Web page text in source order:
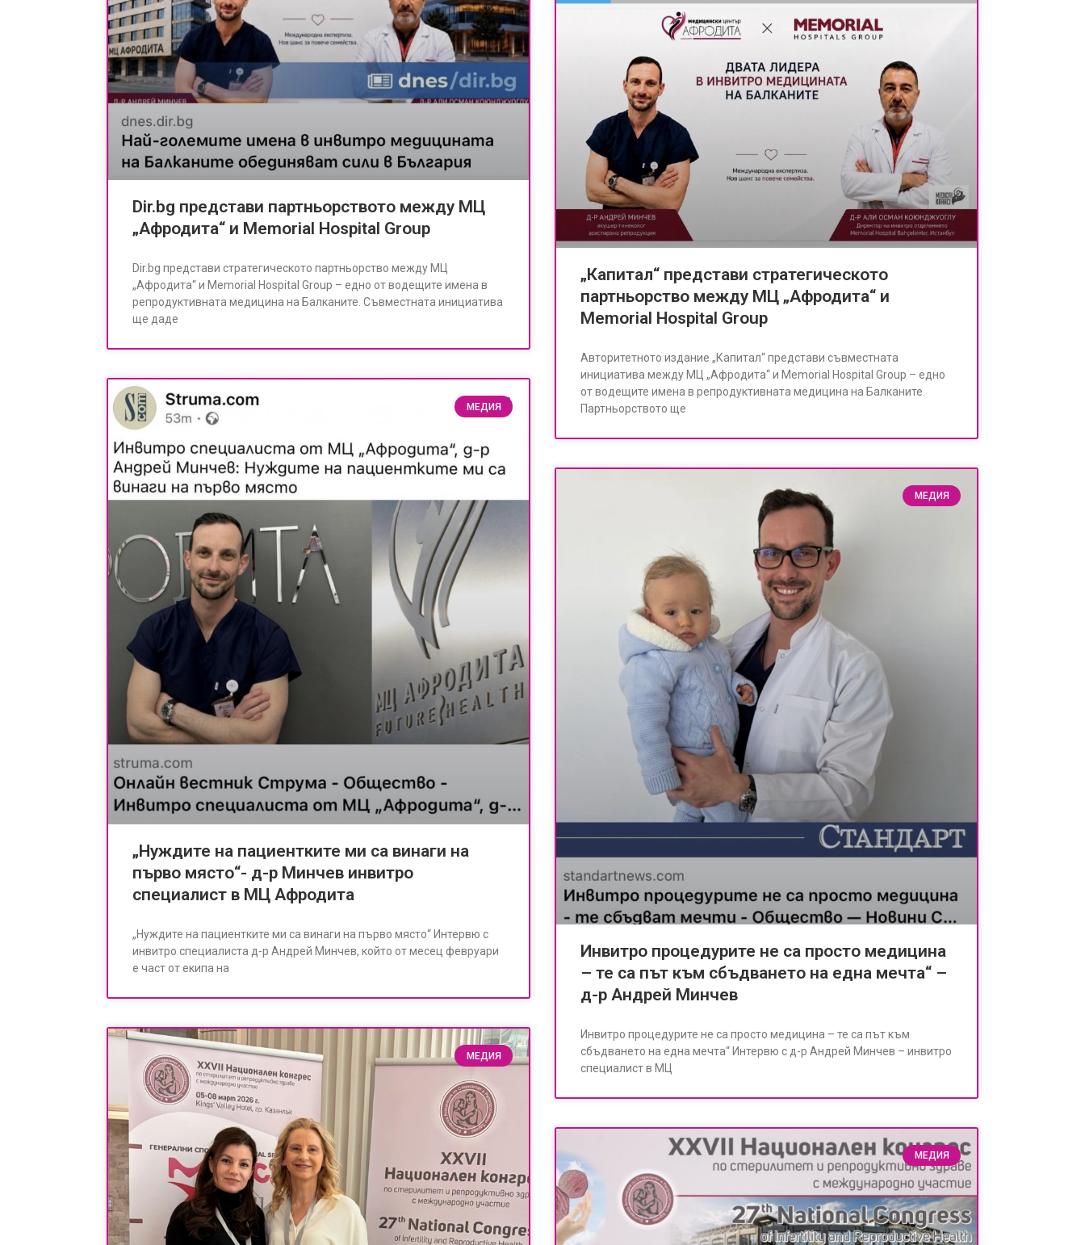
Dir.bg представи партньорството между МЦ
„Афродита“ и Memorial Hospital Group
Dir.bg представи стратегическото партньорство между МЦ
„Афродита“ и Memorial Hospital Group – едно от водещите имена в
репродуктивната медицина на Балканите. Съвместната инициатива
ще даде
„Капитал“ представи стратегическото
партньорство между МЦ „Афродита“ и
Memorial Hospital Group
Авторитетното издание „Капитал“ представи съвместната
инициатива между МЦ „Афродита“ и Memorial Hospital Group – едно
от водещите имена в репродуктивната медицина на Балканите.
Партньорството ще
МЕДИЯ
„Нуждите на пациентките ми са винаги на
първо място“- д-р Минчев инвитро
специалист в МЦ Афродита
„Нуждите на пациентките ми са винаги на първо място“ Интервю с
инвитро специалиста д-р Андрей Минчев, който от месец февруари
е част от екипа на
МЕДИЯ
Инвитро процедурите не са просто медицина
– те са път към сбъдването на една мечта“ –
д-р Андрей Минчев
Инвитро процедурите не са просто медицина – те са път към
сбъдването на една мечта“ Интервю с д-р Андрей Минчев – инвитро
специалист в МЦ
МЕДИЯ
МЕДИЯ